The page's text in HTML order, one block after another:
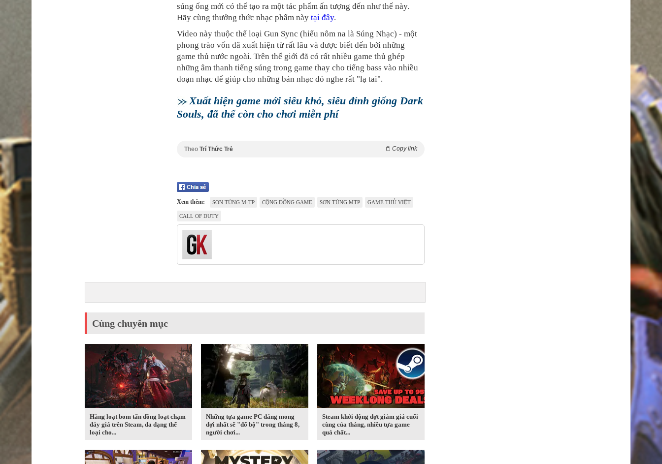
súng ống mới có thể tạo ra một tác phẩm ấn tượng đến như thế này.
Hãy cùng thưởng thức nhạc phẩm này tại đây.
Video này thuộc thể loại Gun Sync (hiểu nôm na là Súng Nhạc) - một
phong trào vốn đã xuất hiện từ rất lâu và được biết đến bởi những
game thủ nước ngoài. Trên thế giới đã có rất nhiều game thủ ghép
những âm thanh tiếng súng trong game thay cho tiếng bass vào nhiều
đoạn nhạc để giúp cho những bản nhạc đó nghe rất "lạ tai".
Xuất hiện game mới siêu khó, siêu đỉnh giống Dark
Souls, đã thế còn cho chơi miễn phí
Theo Trí Thức Trẻ Copy link
Xem thêm: SƠN TÙNG M-TP CỘNG ĐỒNG GAME SƠN TÙNG MTP GAME THỦ VIỆT
CALL OF DUTY
Cùng chuyên mục
Hàng loạt bom tấn đồng loạt chạm
đáy giá trên Steam, đa dạng thể
loại cho...
Những tựa game PC đáng mong
đợi nhất sẽ "đổ bộ" trong tháng 8,
người chơi...
Steam khởi động đợt giảm giá cuối
cùng của tháng, nhiều tựa game
quá chất...